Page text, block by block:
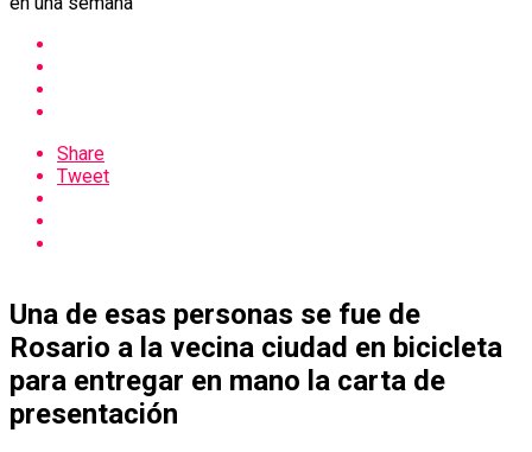
Share
Tweet
Una de esas personas se fue de
Rosario a la vecina ciudad en bicicleta
para entregar en mano la carta de
presentación